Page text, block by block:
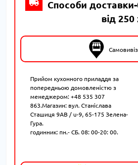
Способи
від 250
Самовивіз
Прийом кухонного приладдя за
попередньою домовленістю з
менеджером: +48 535 307
863.Магазин: вул. Станіслава
Сташиця 9AB / u-9, 65-175 Зелена-
Гура.
годинник: пн.- СБ. 08: 00-20: 00.